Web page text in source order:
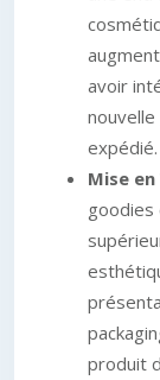
avoir
nouvelle
expédié.
Mise
goodies
produit